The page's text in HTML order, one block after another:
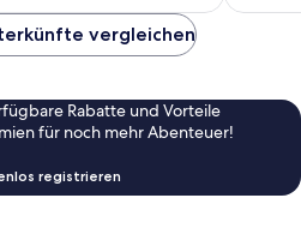
vergleichen
Rabatte und Vorteile
für noch mehr Abenteuer!
registrieren